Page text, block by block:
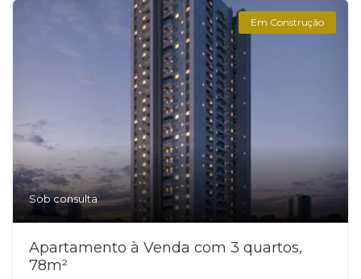
Em Construção
Sob consulta
Apartamento à Venda com 3 quartos,
78m²